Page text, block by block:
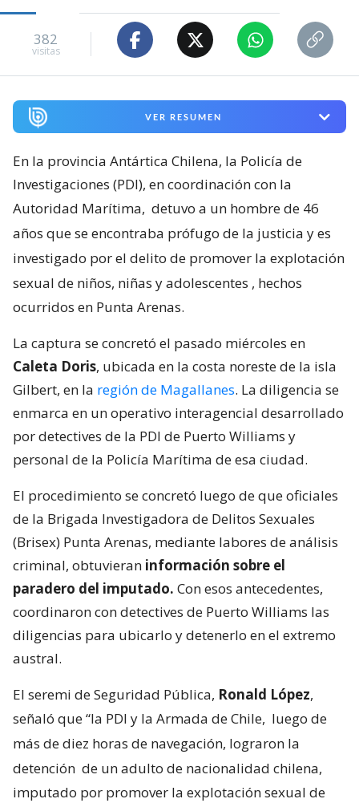
382
visitas
VER RESUMEN
En la provincia Antártica Chilena, la Policía de
Investigaciones (PDI), en coordinación con la
Autoridad Marítima, detuvo a un hombre de 46
años que se encontraba prófugo de la justicia y es
investigado por el delito de promover la explotación
sexual de niños, niñas y adolescentes , hechos
ocurridos en Punta Arenas.
La captura se concretó el pasado miércoles en
Caleta Doris, ubicada en la costa noreste de la isla
Gilbert, en la región de Magallanes. La diligencia se
enmarca en un operativo interagencial desarrollado
por detectives de la PDI de Puerto Williams y
personal de la Policía Marítima de esa ciudad.
El procedimiento se concretó luego de que oficiales
de la Brigada Investigadora de Delitos Sexuales
(Brisex) Punta Arenas, mediante labores de análisis
criminal, obtuvieran información sobre el
paradero del imputado. Con esos antecedentes,
coordinaron con detectives de Puerto Williams las
diligencias para ubicarlo y detenerlo en el extremo
austral.
El seremi de Seguridad Pública, Ronald López,
señaló que “la PDI y la Armada de Chile, luego de
más de diez horas de navegación, lograron la
detención de un adulto de nacionalidad chilena,
imputado por promover la explotación sexual de